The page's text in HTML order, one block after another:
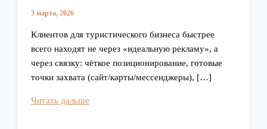
3 марта, 2026
Клиентов для туристического бизнеса быстрее
всего находят не через «идеальную рекламу», а
через связку: чёткое позиционирование, готовые
точки захвата (сайт/карты/мессенджеры), […]
Как
Читать дальше